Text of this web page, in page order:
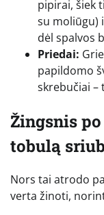
pipirai, šiek
su moliūgu)
dėl spalvos
Priedai:
papildomo
skrebučiai –
Žingsnis
tobulą
Nors tai atrodo
verta žinoti,